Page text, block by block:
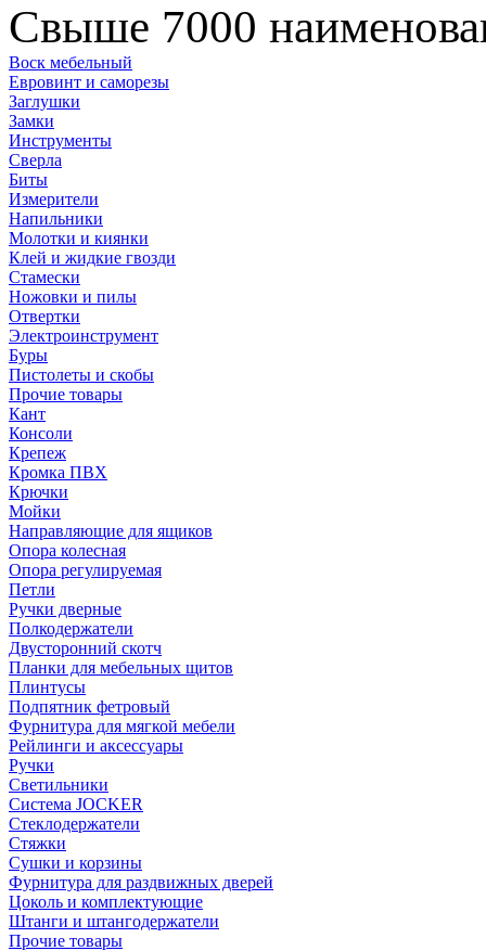
Свыше 7000
Воск мебельный
Евровинт и саморезы
Заглушки
Замки
Инструменты
Сверла
Биты
Измерители
Напильники
Молотки и киянки
Клей и жидкие гвозди
Стамески
Ножовки и пилы
Отвертки
Электроинструмент
Буры
Пистолеты и скобы
Прочие товары
Кант
Консоли
Крепеж
Кромка ПВХ
Крючки
Мойки
Направляющие для ящиков
Опора колесная
Опора регулируемая
Петли
Ручки дверные
Полкодержатели
Двусторонний скотч
Планки для мебельных щитов
Плинтусы
Подпятник фетровый
Фурнитура для мягкой мебели
Рейлинги и аксессуары
Ручки
Светильники
Система JOCKER
Стеклодержатели
Стяжки
Сушки и корзины
Фурнитура для раздвижных дверей
Цоколь и комплектующие
Штанги и штангодержатели
Прочие товары